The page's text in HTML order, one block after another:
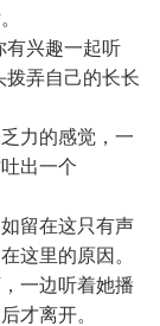
兴趣一起听
拨弄自己的长长
力的感觉，一
出一个
留在这只有声
这里的原因。
一边听着她播
才离开。